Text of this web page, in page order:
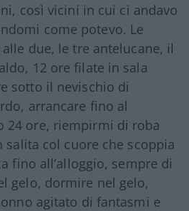
così vicini in cui ci andavo
come potevo. Le
due, le tre antelucane, il
12 ore filate in sala
sotto il nevischio di
arrancare fino al
24 ore, riempirmi di roba
col cuore che scoppia
fino all’alloggio, sempre di
gelo, dormire nel gelo,
agitato di fantasmi e